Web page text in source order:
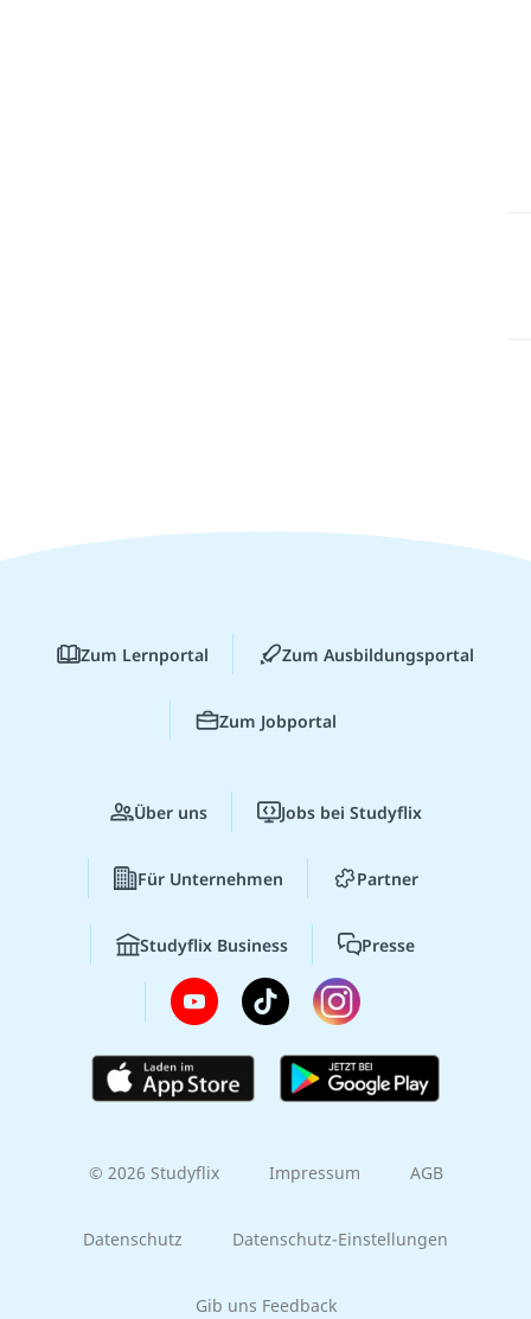
Zum Lernportal Zum Ausbildungsportal
Zum Jobportal
Über uns Jobs bei Studyflix
Für Unternehmen Partner
Studyflix Business Presse
© 2026 Studyflix Impressum AGB
Datenschutz Datenschutz-Einstellungen
Gib uns Feedback